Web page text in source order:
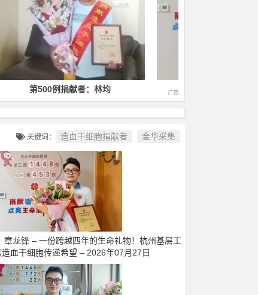
第1000例捐献者：徐毅
关键词： 造血干细胞捐献者 金华采集
章龙锋 – 一份跨越四年的生命礼物！杭州基层工
血干细胞传递希望 – 2026年07月27日